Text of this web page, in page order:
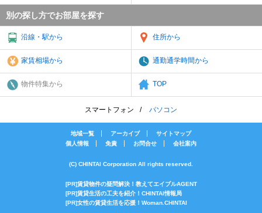
別の探し方でお部屋を探す
沿線・駅から 住所から
家賃相場から 通勤通学時間から
物件特集から TOP
スマートフォン パソコン
地域一覧 アーカイブ
サイトマップ
個人情報
免責 お問合せ 会社案内
(C) CHINTAI Corporation All rights reserved.
[PR]賃貸物件の疑問解決！教えてエイブルAGENT
[PR]賃貸生活の工夫を紹介！CHINTAI情報局
[PR]女性の賃貸生活を応援！Woman.CHINTAI